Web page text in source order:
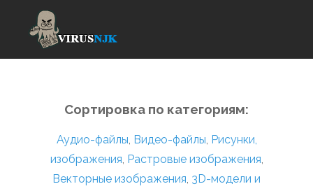
Сортировка по категориям:
Аудио-файлы, Видео-файлы, Рисунки,
изображения, Растровые изображения,
Векторные изображения, 3D-модели и